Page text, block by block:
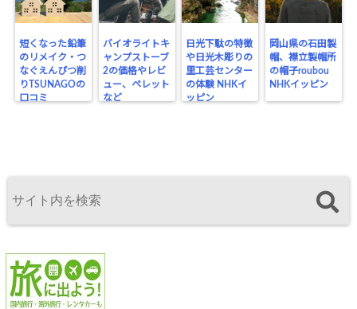
短くなった鉛筆
のリメイク・つ
なぐえんぴつ削
りTSUNAGOの
口コミ
バイオライトキ
ャンプストーブ
2の価格やレビ
ュー、ペレット
など
日光下駄の特徴
や日光木彫りの
里工芸センター
の体験 NHKイ
ッピン
岡山県の石田製
帽、襟立製帽所
の帽子roubou
NHKイッピン